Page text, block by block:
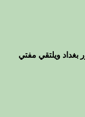
بغداد ويلتقي مفتي